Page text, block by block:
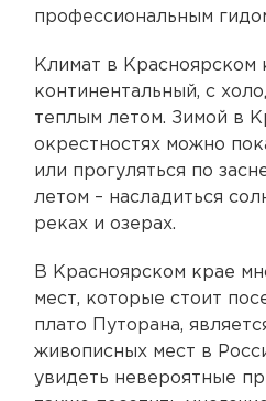
профессиональным
Климат в Красноярском
континентальный, с
теплым летом. Зимой в
окрестностях можно
или прогуляться по
летом – насладиться
реках и озерах.
В Красноярском крае
мест, которые стоит
плато Путорана,
живописных мест в
увидеть невероятные